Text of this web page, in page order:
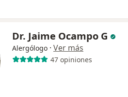
Dr. Jaime Ocampo G
Alergólogo · Ver más
47 opiniones